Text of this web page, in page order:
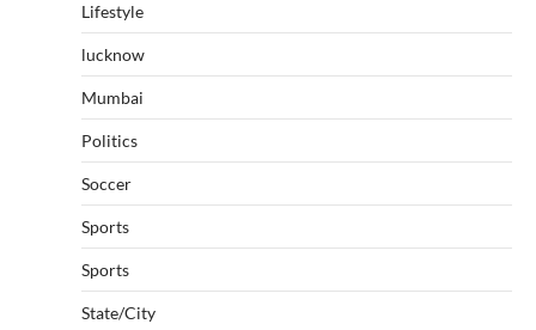
Lifestyle
lucknow
Mumbai
Politics
Soccer
Sports
Sports
State/City